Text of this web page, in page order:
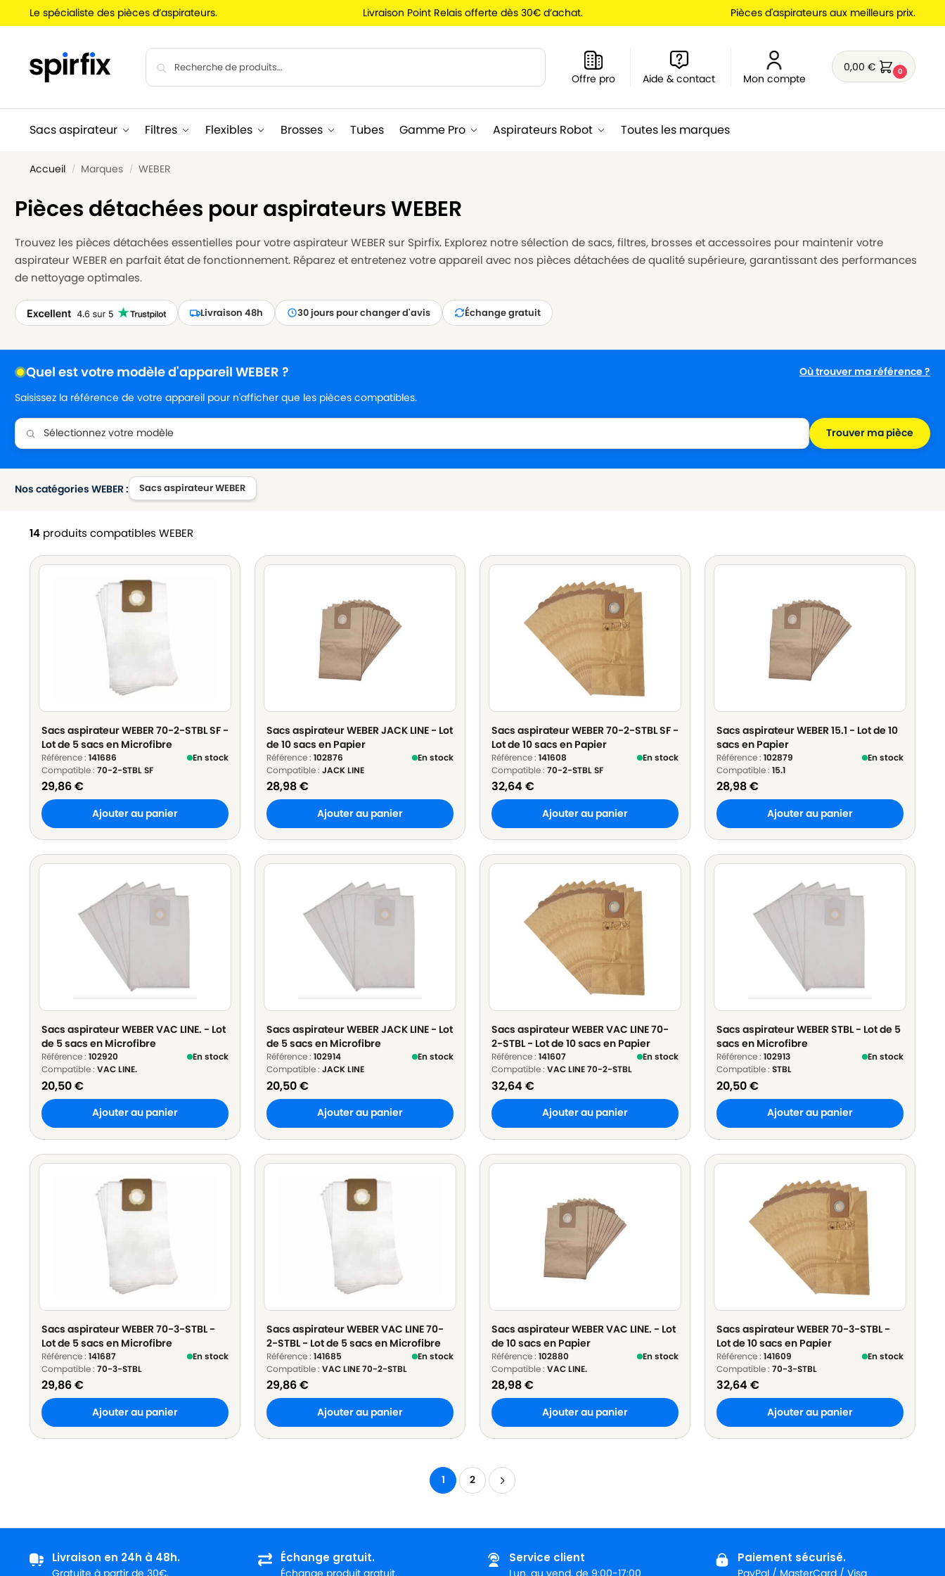
Le spécialiste des pièces d’aspirateurs. Livraison Point Relais offerte dès 30€ d’achat. Pièces d'aspirateurs aux meilleurs prix.
Offre pro Aide & contact Mon compte
0,00€ 0
Sacs aspirateur Filtres Flexibles Brosses Tubes Gamme Pro Aspirateurs Robot Toutes les marques
Accueil / Marques / WEBER
Pièces détachées pour aspirateurs WEBER
Trouvez les pièces détachées essentielles pour votre aspirateur WEBER sur Spirfix. Explorez notre sélection de sacs, filtres, brosses et accessoires pour maintenir votre
aspirateur WEBER en parfait état de fonctionnement. Réparez et entretenez votre appareil avec nos pièces détachées de qualité supérieure, garantissant des performances
de nettoyage optimales.
Livraison 48h 30 jours pour changer d'avis Échange gratuit
Quel est votre modèle d'appareil WEBER ?
Où trouver ma référence ?
Saisissez la référence de votre appareil pour n'afficher que les pièces compatibles.
Trouver ma pièce
Nos catégories WEBER : Sacs aspirateur WEBER
14produits compatibles WEBER
Sacs aspirateur WEBER 70-2-STBL SF -
Lot de 5 sacs en Microfibre
Référence : 141686
En stock
Compatible : 70-2-STBL SF
29,86€
Ajouter au panier
Sacs aspirateur WEBER JACK LINE - Lot
de 10 sacs en Papier
Référence : 102876
En stock
Compatible : JACK LINE
28,98€
Ajouter au panier
Sacs aspirateur WEBER 70-2-STBL SF -
Lot de 10 sacs en Papier
Référence : 141608
En stock
Compatible : 70-2-STBL SF
32,64 €
Ajouter au panier
Sacs aspirateur WEBER 15.1 - Lot de 10
sacs en Papier
Référence :102879
En stock
Compatible :15.1
28,98€
Ajouter au panier
Sacs aspirateur WEBER VAC LINE. - Lot
de 5 sacs en Microfibre
Référence : 102920
En stock
Compatible : VAC LINE.
20,50€
Ajouter au panier
Sacs aspirateur WEBER JACK LINE - Lot
de 5 sacs en Microfibre
Référence : 102914
En stock
Compatible : JACK LINE
20,50€
Ajouter au panier
Sacs aspirateur WEBER VAC LINE 70-
2-STBL - Lot de 10 sacs en Papier
Référence : 141607
En stock
Compatible : VAC LINE 70-2-STBL
32,64 €
Ajouter au panier
Sacs aspirateur WEBER STBL - Lot de 5
sacs en Microfibre
Référence :102913
En stock
Compatible :STBL
20,50€
Ajouter au panier
Sacs aspirateur WEBER 70-3-STBL -
Lot de 5 sacs en Microfibre
Référence : 141687
En stock
Compatible : 70-3-STBL
29,86€
Ajouter au panier
Sacs aspirateur WEBER VAC LINE 70-
2-STBL - Lot de 5 sacs en Microfibre
Référence : 141685
En stock
Compatible : VAC LINE 70-2-STBL
29,86€
Ajouter au panier
Sacs aspirateur WEBER VAC LINE. - Lot
de 10 sacs en Papier
Référence : 102880
En stock
Compatible : VAC LINE.
28,98€
Ajouter au panier
Sacs aspirateur WEBER 70-3-STBL -
Lot de 10 sacs en Papier
Référence :141609
En stock
Compatible :70-3-STBL
32,64€
Ajouter au panier
1 2
Livraison en 24h à 48h.
Gratuite à partir de 30€.
Échange gratuit.
Échange produit gratuit.
Service client
Lun. au vend. de 9:00-17:00
Paiement sécurisé.
PayPal / MasterCard / Visa